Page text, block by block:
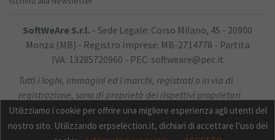
SoftWeAre S.r.l. - Sede Legale: Corso Milano, 45 - 20900
Monza (MB) - Registro Imprese: MB-2714778 - Partita
IVA: 13285720960 - PEC: softweare@pec.it
Tutti i loghi, immagini ed i marchi, registrati o in via di
registrazione, sono di proprietà dei rispettivi proprietari
Utilizziamo i cookie per offrire una migliore esperienza agli utenti del
nostro sito. Utilizzando erpselection.it, dichiari di accettare l’uso dei